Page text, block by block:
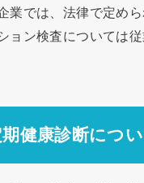
業では、法律で定め
ョン検査については
健康診断につ